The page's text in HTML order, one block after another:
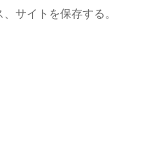
サイトを保存する。